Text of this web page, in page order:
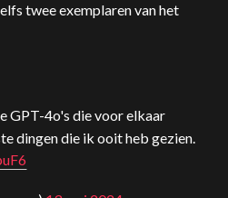
twee exemplaren van het
GPT-4o's die voor elkaar
dingen die ik ooit heb gezien.